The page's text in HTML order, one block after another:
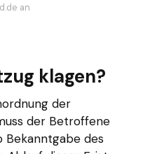
an
klagen?
der
der Betroffene
Bekanntgabe des